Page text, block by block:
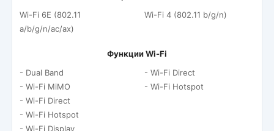
Wi-Fi 6E (802.11
a/b/g/n/ac/ax)
Wi-Fi 4 (802.11 b/g/n)
Функции Wi-Fi
- Dual Band
- Wi-Fi MiMO
- Wi-Fi Direct
- Wi-Fi Hotspot
- Wi-Fi Display
- Wi-Fi Direct
- Wi-Fi Hotspot